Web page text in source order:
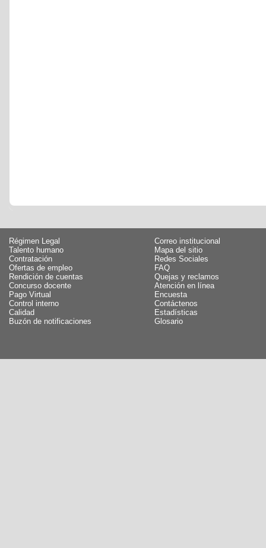
Régimen Legal
Talento humano
Contratación
Ofertas de empleo
Rendición de cuentas
Concurso docente
Pago Virtual
Control interno
Calidad
Buzón de notificaciones
Correo institucional
Mapa del sitio
Redes Sociales
FAQ
Quejas y reclamos
Atención en línea
Encuesta
Contáctenos
Estadísticas
Glosario